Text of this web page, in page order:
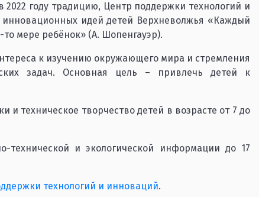
году традицию, Центр поддержки технологий и
идей детей Верхневолжья «Каждый
мере ребёнок» (А. Шопенгауэр).
к изучению окружающего мира и стремления
задач. Основная цель – привлечь детей к
и техническое творчество детей в возрасте от 7 до
и экологической информации до 17
технологий и инноваций.